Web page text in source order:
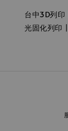
台中3D列
光固化列印